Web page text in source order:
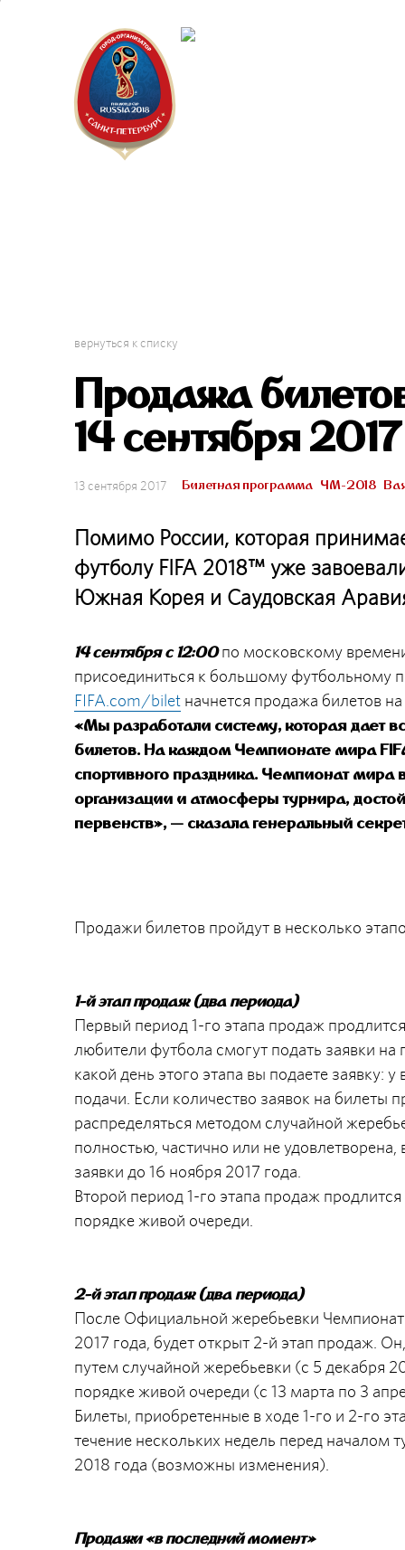
вернуться к списку
Продажа
14 сентября
13 сентября 2017 Билетная программа ЧМ-2018
Помимо России, которая
футболу FIFA 2018™ уже
Южная Корея и Саудовская
14 сентября с 12:00по московскому
присоединиться к большому футбольному
FIFA.com/bilet начнется продажа билетов
«Мы разработали систему, которая
билетов. На каждом Чемпионате мира
спортивного праздника. Чемпионат мира
организации и атмосферы турнира,
первенств», — сказала генеральный
Продажи билетов пройдут в несколько
1-й этап продаж (два периода)
Первый период 1-го этапа продаж
любители футбола смогут подать заявки
какой день этого этапа вы подаете заявку:
подачи. Если количество заявок на билеты
распределяться методом случайной
полностью, частично или не
заявки до 16 ноября 2017 года.
Второй период 1-го этапа продаж
порядке живой очереди.
2-й этап продаж (два периода)
После Официальной жеребьевки
2017 года, будет открыт 2-й этап продаж.
путем случайной жеребьевки (с 5 декабря
порядке живой очереди (с 13 марта по 3
Билеты, приобретенные в ходе 1-го и 2-го
течение нескольких недель перед началом
2018 года (возможны изменения).
Продажи «в последний момент»